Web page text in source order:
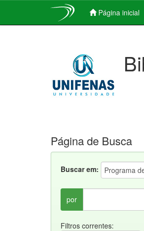
Página inicial
Página de Busca
Buscar em:
por
Filtros correntes: